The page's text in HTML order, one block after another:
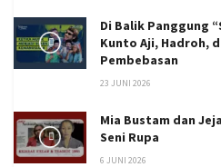
Di Balik Panggung
Kunto Aji, Hadroh,
Pembebasan
23 JUNI 2026
Mia Bustam dan
Seni Rupa
6 JUNI 2026